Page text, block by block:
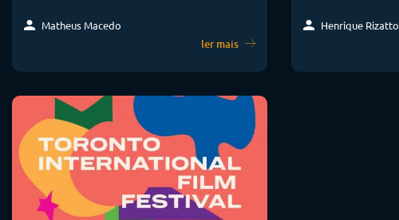
Matheus Macedo
ler mais
Henrique Rizatto